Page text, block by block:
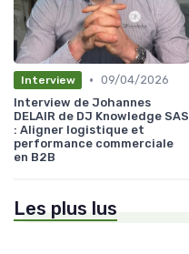
Interview • 09/04/2026
Interview de Johannes
DELAIR de DJ Knowledge SAS
: Aligner logistique et
performance commerciale
en B2B
Les plus lus